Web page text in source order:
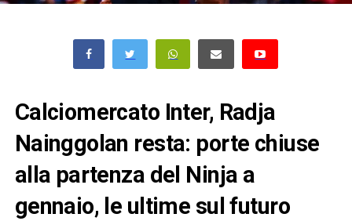
Calciomercato Inter, Radja
Nainggolan resta: porte chiuse
alla partenza del Ninja a
gennaio, le ultime sul futuro